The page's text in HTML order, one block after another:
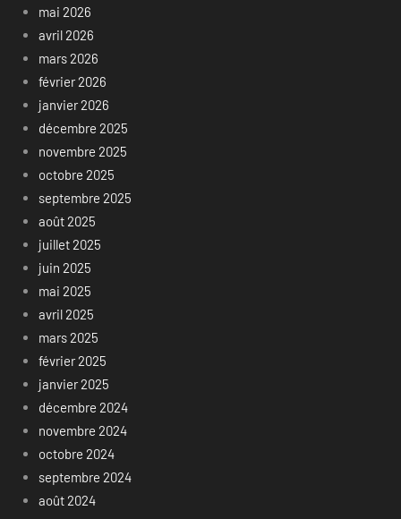
mai 2026
avril 2026
mars 2026
février 2026
janvier 2026
décembre 2025
novembre 2025
octobre 2025
septembre 2025
août 2025
juillet 2025
juin 2025
mai 2025
avril 2025
mars 2025
février 2025
janvier 2025
décembre 2024
novembre 2024
octobre 2024
septembre 2024
août 2024